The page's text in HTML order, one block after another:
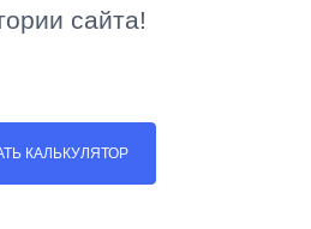
сайта!
КАЛЬКУЛЯТОР